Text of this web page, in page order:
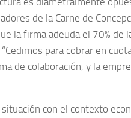
de la Carne de
la firma adeuda el 70% de
para cobrar en
de colaboración, y la
con el contexto